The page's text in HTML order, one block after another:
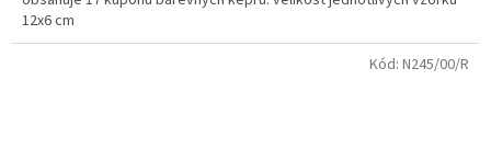
12x6 cm
Kód: N245/00/R